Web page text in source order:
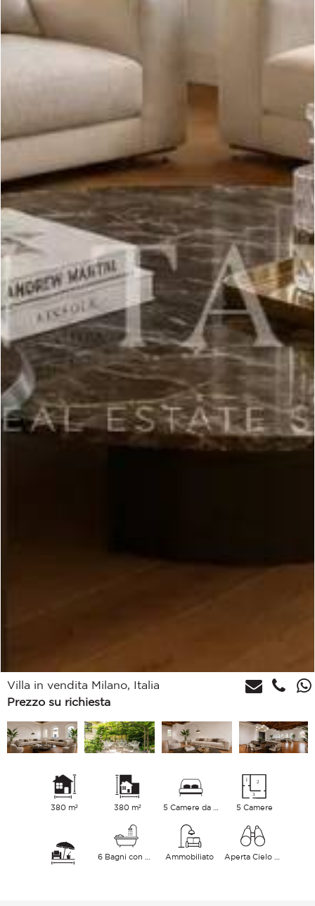
Villa in vendita Milano, Italia
Prezzo su richiesta
380 m² 380 m² 5 Camere
Ammobiliato